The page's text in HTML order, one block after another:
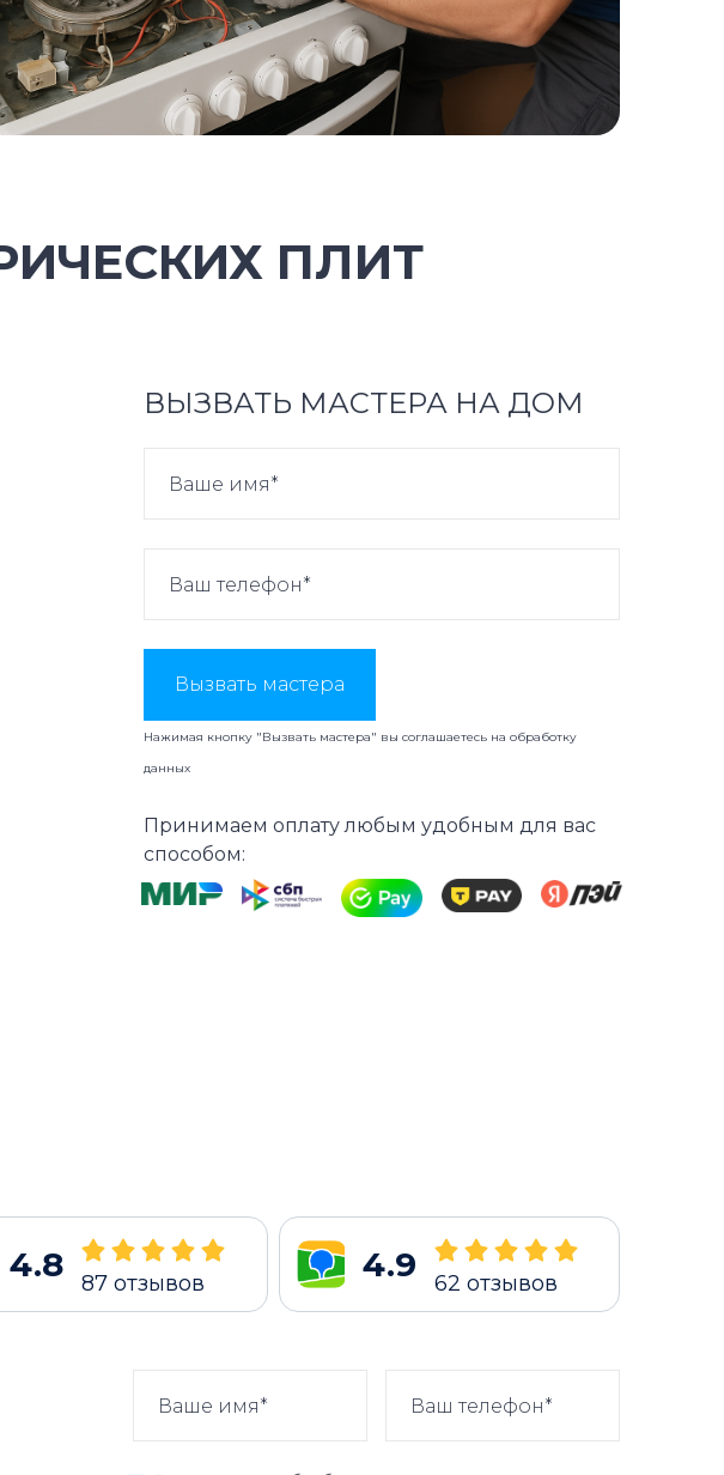
ПЛИТ
ВЫЗВАТЬ МАСТЕРА НА ДОМ
Вызвать мастера
Нажимая кнопку "Вызвать мастера" вы соглашаетесь наобработку
данных
Принимаем оплату любым удобным для вас
способом:
4.8 87 отзывов 4.9 62 отзывов